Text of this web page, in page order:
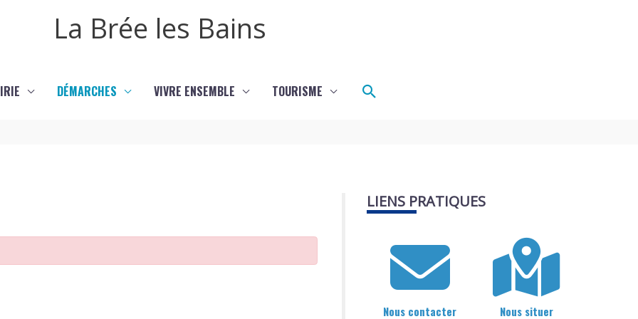
La Brée les Bains
DÉMARCHES VIVRE ENSEMBLE TOURISME Rechercher
LIENS PRATIQUES
Nous contacter Nous situer